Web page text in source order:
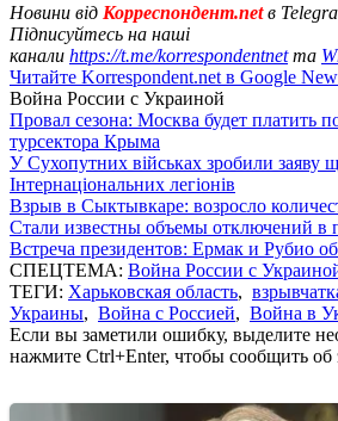
Новини від Корреспондент.netв
Підписуйтесь на наші
канали https://t.me/korrespondentnetта
Читайте Korrespondent.net в Google
Война России с Украиной
Провал сезона: Москва будет платить
турсектора Крыма
У Сухопутних військах зробили заяву
Інтернаціональних легіонів
Взрыв в Сыктывкаре: возросло
Стали известны объемы отключений в
Встреча президентов: Ермак и Рубио
СПЕЦТЕМА: Война России с
ТЕГИ: Харьковская область,
Украины, Война с Россией, Война в
Если вы заметили ошибку, выделите
нажмите Ctrl+Enter, чтобы сообщить об